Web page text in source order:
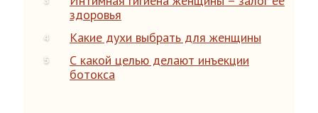
здоровья
Какие духи выбрать для женщины
С какой целью делают инъекции
ботокса